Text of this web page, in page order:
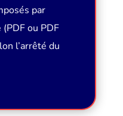
par
ou PDF
l’arrêté du